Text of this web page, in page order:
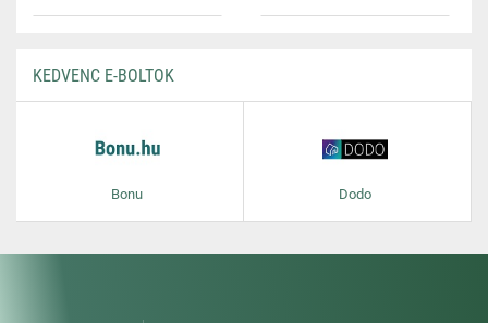
KEDVENC E-BOLTOK
Bonu Dodo